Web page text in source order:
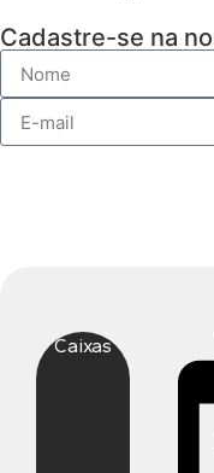
Cadastre-se na
Caixas